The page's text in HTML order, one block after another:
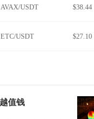
AVAX/USDT $38.44
ETC/USDT $27.10
值钱